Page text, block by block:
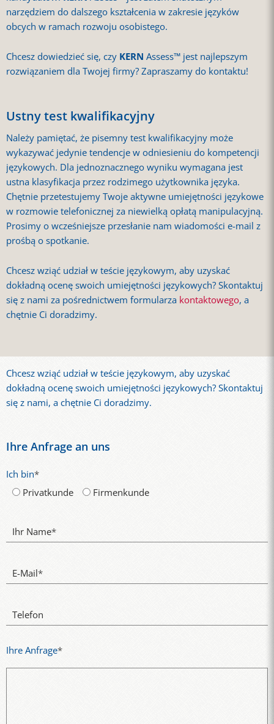
narzędziem do dalszego kształcenia w zakresie języków
obcych w ramach rozwoju osobistego.
Chcesz dowiedzieć się, czy KERN Assess™ jest najlepszym
rozwiązaniem dla Twojej firmy? Zapraszamy do kontaktu!
Ustny test kwalifikacyjny
Należy pamiętać, że pisemny test kwalifikacyjny może
wykazywać jedynie tendencje w odniesieniu do kompetencji
językowych. Dla jednoznacznego wyniku wymagana jest
ustna klasyfikacja przez rodzimego użytkownika języka.
Chętnie przetestujemy Twoje aktywne umiejętności językowe
w rozmowie telefonicznej za niewielką opłatą manipulacyjną.
Prosimy o wcześniejsze przesłanie nam wiadomości e-mail z
prośbą o spotkanie.
Chcesz wziąć udział w teście językowym, aby uzyskać
dokładną ocenę swoich umiejętności językowych? Skontaktuj
się z nami za pośrednictwem formularza kontaktowego, a
chętnie Ci doradzimy.
Chcesz wziąć udział w teście językowym, aby uzyskać
dokładną ocenę swoich umiejętności językowych? Skontaktuj
się z nami, a chętnie Ci doradzimy.
Ihre Anfrage an uns
Ich bin*
Privatkunde
Firmenkunde
Ihr Name*
E-Mail*
Telefon
Ihre Anfrage*